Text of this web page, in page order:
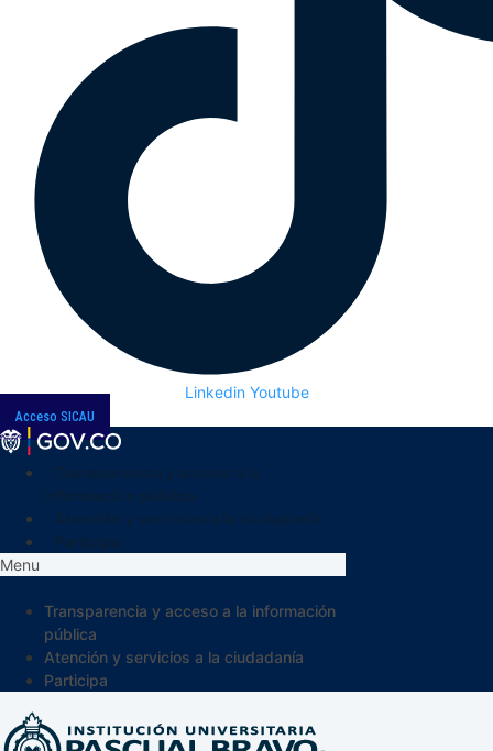
Linkedin Youtube
Acceso SICAU
Menu
Transparencia y acceso a la información
pública
Atención y servicios a la ciudadanía
Participa